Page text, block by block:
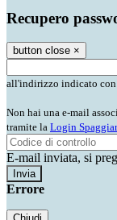
Recupero
button close ×
all'indirizzo indicato con
Non hai una e-mail
tramite la Login
E-mail inviata, si
Errore